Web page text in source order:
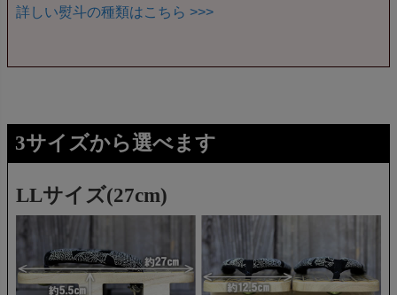
詳しい熨斗の種類はこちら >>>
3サイズから選べます
LLサイズ(27cm)